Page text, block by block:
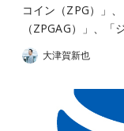
コイン（ZPG）」
（ZPGAG）」、
大津賀新也